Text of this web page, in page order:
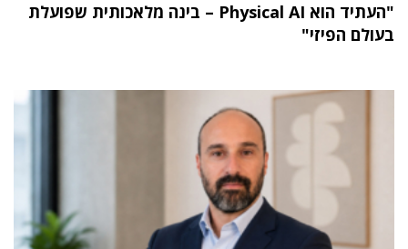
"העתיד הוא Physical AI – בינה מלאכותית שפועלת
בעולם הפיזי"